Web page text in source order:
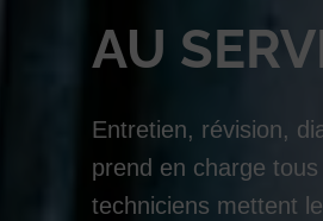
AU
Entretien, révision,
prend en charge
techniciens mettent